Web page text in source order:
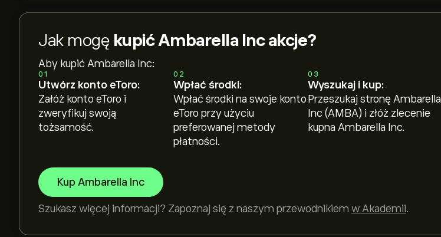
Jak mogę kupić Ambarella Inc akcje?
Aby kupić Ambarella Inc:
01
Utwórz konto eToro:
Załóż konto eToro i
zweryfikuj swoją
tożsamość.
02
Wpłać środki:
Wpłać środki na swoje konto
eToro przy użyciu
preferowanej metody
płatności.
03
Wyszukaj i kup:
Przeszukaj stronę Ambarella
Inc (AMBA) i złóż zlecenie
kupna Ambarella Inc.
Kup Ambarella Inc
Szukasz więcej informacji? Zapoznaj się z naszym przewodnikiem w Akademii.